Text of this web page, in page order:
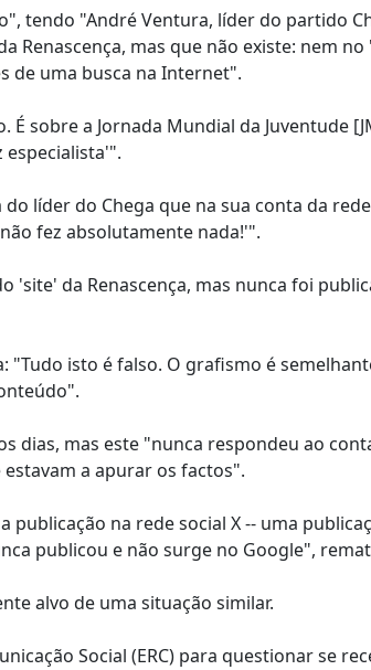
tendo "André Ventura, líder do partido
Renascença, mas que não existe: nem no
de uma busca na Internet".
sobre a Jornada Mundial da Juventude
especialista'".
líder do Chega que na sua conta da
fez absolutamente nada!'".
'site' da Renascença, mas nunca foi
"Tudo isto é falso. O grafismo é
dias, mas este "nunca respondeu ao
a apurar os factos".
publicação na rede social X -- uma
publicou e não surge no Google",
alvo de uma situação similar.
Social (ERC) para questionar se